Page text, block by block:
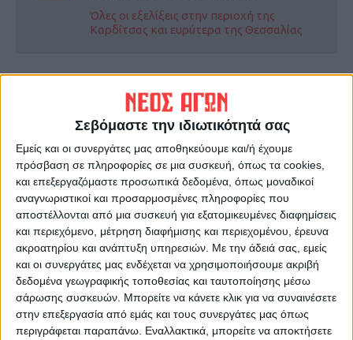
Σεβόμαστε την ιδιωτικότητά σας
Εμείς και οι συνεργάτες μας αποθηκεύουμε και/ή έχουμε
πρόσβαση σε πληροφορίες σε μια συσκευή, όπως τα cookies,
και επεξεργαζόμαστε προσωπικά δεδομένα, όπως μοναδικοί
αναγνωριστικοί και προσαρμοσμένες πληροφορίες που
αποστέλλονται από μια συσκευή για εξατομικευμένες διαφημίσεις
και περιεχόμενο, μέτρηση διαφήμισης και περιεχομένου, έρευνα
ακροατηρίου και ανάπτυξη υπηρεσιών. Με την άδειά σας, εμείς
και οι συνεργάτες μας ενδέχεται να χρησιμοποιήσουμε ακριβή
δεδομένα γεωγραφικής τοποθεσίας και ταυτοποίησης μέσω
σάρωσης συσκευών. Μπορείτε να κάνετε κλικ για να συναινέσετε
στην επεξεργασία από εμάς και τους συνεργάτες μας όπως
περιγράφεται παραπάνω. Εναλλακτικά, μπορείτε να αποκτήσετε
Όλες οι εξελίξεις στην περιοχή της
Καρδίτσας και ευρύτερα της Θεσσαλίας
Μέσω ΕΛΓΑ οι αποζημιώσεις,
με αίτημα των τοπικών
αρχών για επίσπευση των
διαδικασιών
Νεκρός εντοπίστηκε ο
77χρονος από το Καλλίθηρο
Δημοσιογραφική Ομάδα ΝΕΟΣ ΑΓΩΝ
https://neosagon.gr